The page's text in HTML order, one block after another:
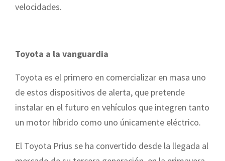
velocidades.
Toyota a la vanguardia
Toyota es el primero en comercializar en masa uno
de estos dispositivos de alerta, que pretende
instalar en el futuro en vehículos que integren tanto
un motor híbrido como uno únicamente eléctrico.
El Toyota Prius se ha convertido desde la llegada al